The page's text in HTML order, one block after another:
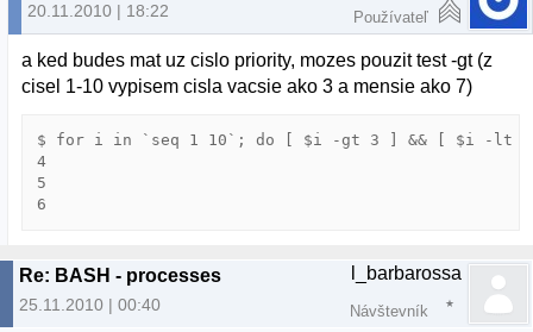
20.11.2010 | 18:22 Používateľ
a ked budes mat uz cislo priority, mozes pouzit test -gt (z
cisel 1-10 vypisem cisla vacsie ako 3 a mensie ako 7)
$ for i in `seq 1 10`; do [ $i -gt 3 ] && [ $i -lt 7 ]
4
5
Re: BASH - processes
25.11.2010 | 00:40
l_barbarossa
Návštevník